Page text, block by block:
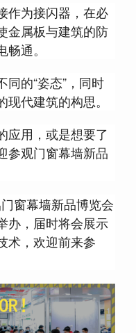
作为接闪器，在必
金属板与建筑的防
通。
的“姿态”，同时
代建筑的构思。
应用，或是想要了
参观门窗幕墙新品
窗幕墙新品博览会
办，届时将会展示
术，欢迎前来参